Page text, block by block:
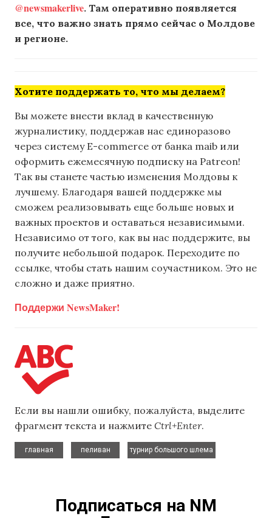
@newsmakerlive. Там оперативно появляется
все, что важно знать прямо сейчас о Молдове
и регионе.
Хотите поддержать то, что мы делаем?
Вы можете внести вклад в качественную
журналистику, поддержав нас единоразово
через систему E-commerce от банка maib или
оформить ежемесячную подписку на Patreon!
Так вы станете частью изменения Молдовы к
лучшему. Благодаря вашей поддержке мы
сможем реализовывать еще больше новых и
важных проектов и оставаться независимыми.
Независимо от того, как вы нас поддержите, вы
получите небольшой подарок. Переходите по
ссылке, чтобы стать нашим соучастником. Это не
сложно и даже приятно.
Поддержи NewsMaker!
Если вы нашли ошибку, пожалуйста, выделите
фрагмент текста и нажмите Ctrl+Enter.
главная
пеливан
турнир большого шлема
Подписаться на NM